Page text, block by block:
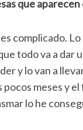
que
complicado.
todo va a dar
y lo van a
pocos meses y
lo he